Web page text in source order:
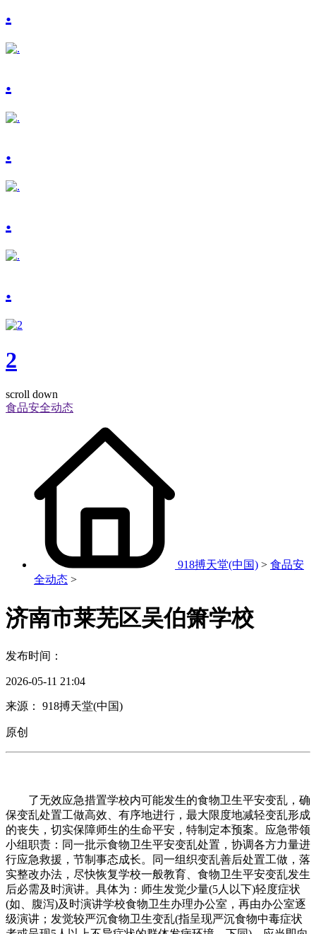
.
.
.
.
.
2
scroll down
食品安全动态
918搏天堂(中国) > 食品安
全动态 >
济南市莱芜区吴伯箫学校
发布时间：
2026-05-11 21:04
来源： 918搏天堂(中国)
原创
了无效应急措置学校内可能发生的食物卫生平安变乱，确
保变乱处置工做高效、有序地进行，最大限度地减轻变乱形成
的丧失，切实保障师生的生命平安，特制定本预案。应急带领
小组职责：同一批示食物卫生平安变乱处置，协调各方力量进
行应急救援，节制事态成长。同一组织变乱善后处置工做，落
实整改办法，尽快恢复学校一般教育、食物卫生平安变乱发生
后必需及时演讲。具体为：师生发觉少量(5人以下)轻度症状
(如、腹泻)及时演讲学校食物卫生办理办公室，再由办公室逐
级演讲；发觉较严沉食物卫生变乱(指呈现严沉食物中毒症状